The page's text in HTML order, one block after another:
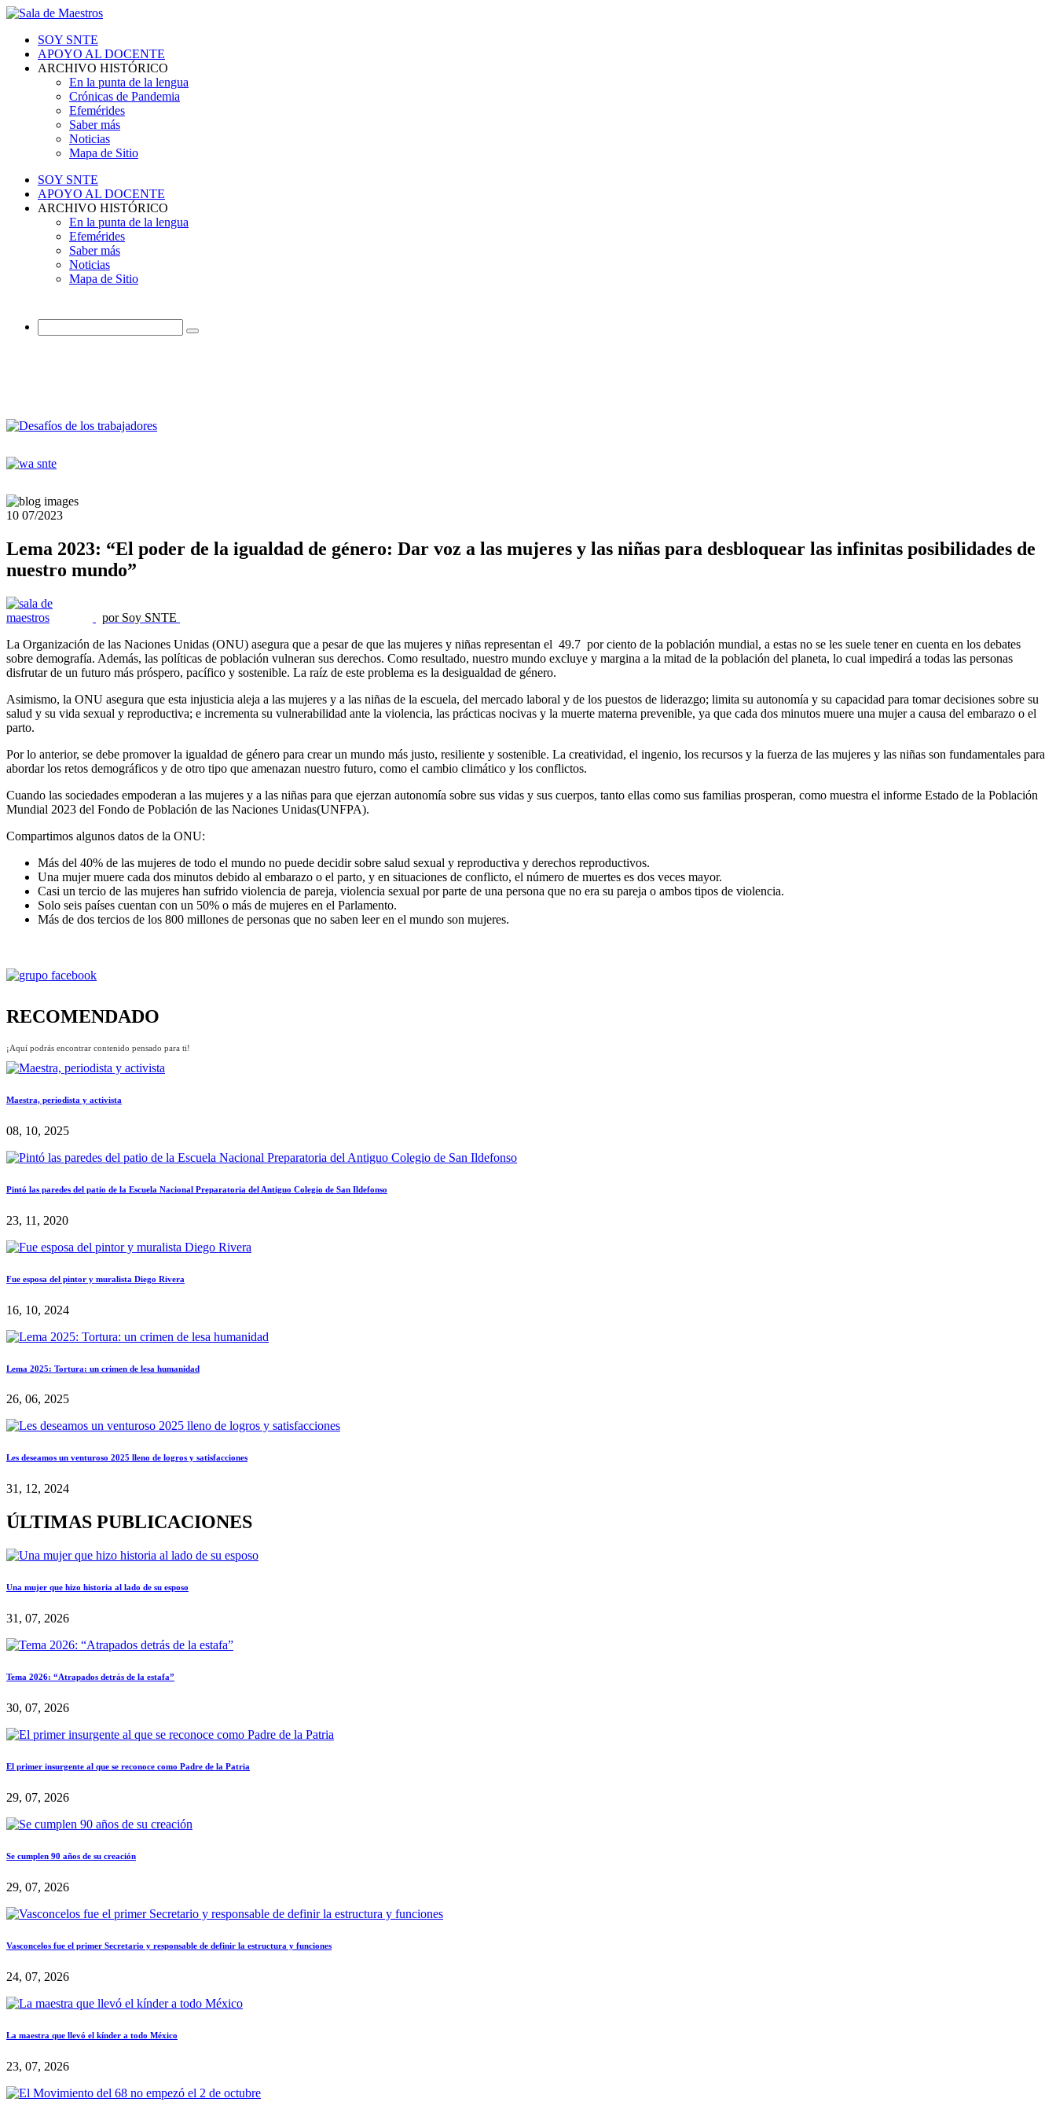
SOY SNTE
APOYO AL DOCENTE
ARCHIVO HISTÓRICO
En la punta de la lengua
Crónicas de Pandemia
Efemérides
Saber más
Noticias
Mapa de Sitio
SOY SNTE
APOYO AL DOCENTE
ARCHIVO HISTÓRICO
En la punta de la lengua
Efemérides
Saber más
Noticias
Mapa de Sitio
10 07/2023
Lema 2023: “El poder de la igualdad de género: Dar voz a las mujeres y las niñas para desbloquear las infinitas posibilidades de
nuestro mundo”
por Soy SNTE
La Organización de las Naciones Unidas (ONU) asegura que a pesar de que las mujeres y niñas representan el 49.7 por ciento de la población mundial, a estas no se les suele tener en cuenta en los debates
sobre demografía. Además, las políticas de población vulneran sus derechos. Como resultado, nuestro mundo excluye y margina a la mitad de la población del planeta, lo cual impedirá a todas las personas
disfrutar de un futuro más próspero, pacífico y sostenible. La raíz de este problema es la desigualdad de género.
Asimismo, la ONU asegura que esta injusticia aleja a las mujeres y a las niñas de la escuela, del mercado laboral y de los puestos de liderazgo; limita su autonomía y su capacidad para tomar decisiones sobre su
salud y su vida sexual y reproductiva; e incrementa su vulnerabilidad ante la violencia, las prácticas nocivas y la muerte materna prevenible, ya que cada dos minutos muere una mujer a causa del embarazo o el
parto.
Por lo anterior, se debe promover la igualdad de género para crear un mundo más justo, resiliente y sostenible. La creatividad, el ingenio, los recursos y la fuerza de las mujeres y las niñas son fundamentales para
abordar los retos demográficos y de otro tipo que amenazan nuestro futuro, como el cambio climático y los conflictos.
Cuando las sociedades empoderan a las mujeres y a las niñas para que ejerzan autonomía sobre sus vidas y sus cuerpos, tanto ellas como sus familias prosperan, como muestra el informe Estado de la Población
Mundial 2023 del Fondo de Población de las Naciones Unidas(UNFPA).
Compartimos algunos datos de la ONU:
Más del 40% de las mujeres de todo el mundo no puede decidir sobre salud sexual y reproductiva y derechos reproductivos.
Una mujer muere cada dos minutos debido al embarazo o el parto, y en situaciones de conflicto, el número de muertes es dos veces mayor.
Casi un tercio de las mujeres han sufrido violencia de pareja, violencia sexual por parte de una persona que no era su pareja o ambos tipos de violencia.
Solo seis países cuentan con un 50% o más de mujeres en el Parlamento.
Más de dos tercios de los 800 millones de personas que no saben leer en el mundo son mujeres.
RECOMENDADO
¡Aquí podrás encontrar contenido pensado para ti!
Maestra, periodista y activista
08, 10, 2025
Pintó las paredes del patio de la Escuela Nacional Preparatoria del Antiguo Colegio de San Ildefonso
23, 11, 2020
Fue esposa del pintor y muralista Diego Rivera
16, 10, 2024
Lema 2025: Tortura: un crimen de lesa humanidad
26, 06, 2025
Les deseamos un venturoso 2025 lleno de logros y satisfacciones
31, 12, 2024
ÚLTIMAS PUBLICACIONES
Una mujer que hizo historia al lado de su esposo
31, 07, 2026
Tema 2026: “Atrapados detrás de la estafa”
30, 07, 2026
El primer insurgente al que se reconoce como Padre de la Patria
29, 07, 2026
Se cumplen 90 años de su creación
29, 07, 2026
Vasconcelos fue el primer Secretario y responsable de definir la estructura y funciones
24, 07, 2026
La maestra que llevó el kínder a todo México
23, 07, 2026